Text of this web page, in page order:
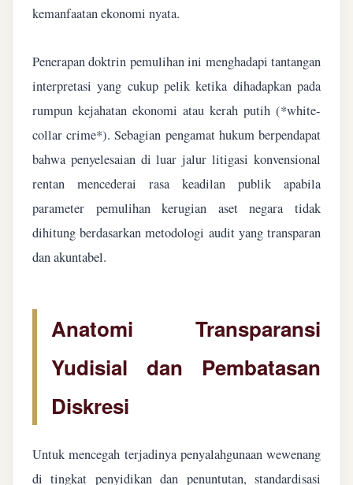
kemanfaatan ekonomi nyata.
Penerapan doktrin pemulihan ini menghadapi tantangan
interpretasi yang cukup pelik ketika dihadapkan pada
rumpun kejahatan ekonomi atau kerah putih (*white-
collar crime*). Sebagian pengamat hukum berpendapat
bahwa penyelesaian di luar jalur litigasi konvensional
rentan mencederai rasa keadilan publik apabila
parameter pemulihan kerugian aset negara tidak
dihitung berdasarkan metodologi audit yang transparan
dan akuntabel.
Anatomi Transparansi
Yudisial dan Pembatasan
Diskresi
Untuk mencegah terjadinya penyalahgunaan wewenang
di tingkat penyidikan dan penuntutan, standardisasi